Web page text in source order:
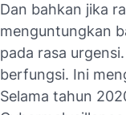
Dan bahkan jika
menguntungkan
pada rasa
berfungsi. Ini
Selama tahun